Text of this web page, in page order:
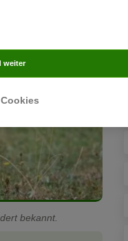
bekannt.
weiter